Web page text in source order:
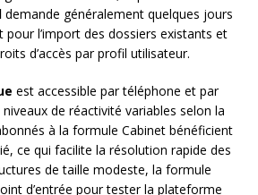
demande généralement quelques jours
l’import des dossiers existants et
d’accès par profil utilisateur.
est accessible par téléphone et par
de réactivité variables selon la
à la formule Cabinet bénéficient
ce qui facilite la résolution rapide des
de taille modeste, la formule
d’entrée pour tester la plateforme